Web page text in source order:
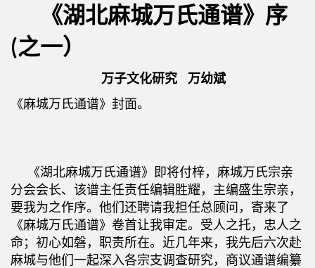
《湖北麻城万氏通谱》序
(之一）
万子文化研究 万幼斌
《麻城万氏通谱》封面。
《湖北麻城万氏通谱》即将付梓，麻城万氏宗亲
分会会长、该谱主任责任编辑胜耀，主编盛生宗亲，
要我为之作序。他们还聘请我担任总顾问，寄来了
《麻城万氏通谱》卷首让我审定。受人之托，忠人之
命；初心如磐，职责所在。近几年来，我先后六次赴
麻城与他们一起深入各宗支调查研究，商议通谱编纂